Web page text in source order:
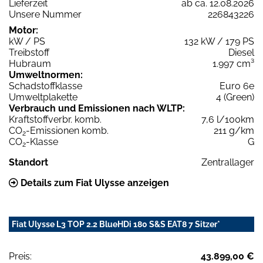
Lieferzeit
ab ca. 12.08.2026
Unsere Nummer
226843226
Motor:
kW / PS
132 kW / 179 PS
Treibstoff
Diesel
Hubraum
1.997 cm³
Umweltnormen:
Schadstoffklasse
Euro 6e
Umweltplakette
4 (Green)
Verbrauch und Emissionen nach WLTP:
Kraftstoffverbr. komb.
7,6 l/100km
CO2-Emissionen komb.
211 g/km
CO2-Klasse
G
Standort
Zentrallager
Details zum Fiat Ulysse anzeigen
Fiat Ulysse L3 TOP 2.2 BlueHDi 180 S&S EAT8 7 Sitzer*
Preis:
43.899,00 €